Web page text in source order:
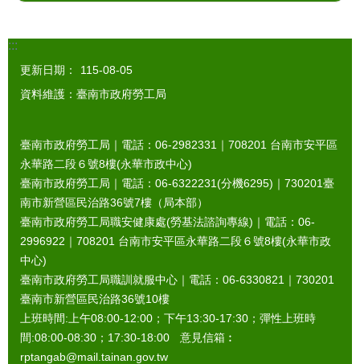
:::
更新日期：
115-08-05
資料維護：臺南市政府勞工局
臺南市政府勞工局｜電話：06-2982331｜ 708201 台南市安平區
永華路二段６號8樓(永華市政中心)
臺南市政府勞工局｜電話：06-6322231(分機6295)｜ 730201臺
南市新營區民治路36號7樓（局本部）
臺南市政府勞工局職安健康處(勞基法諮詢專線)｜電話：06-
2996922｜ 708201 台南市安平區永華路二段６號8樓(永華市政
中心)
臺南市政府勞工局職訓就服中心｜電話：06-6330821｜ 730201
臺南市新營區民治路36號10樓
上班時間:上午08:00-12:00；下午13:30-17:30；彈性上班時
間:08:00-08:30；17:30-18:00 意見信箱︰
rptangab@mail.tainan.gov.tw